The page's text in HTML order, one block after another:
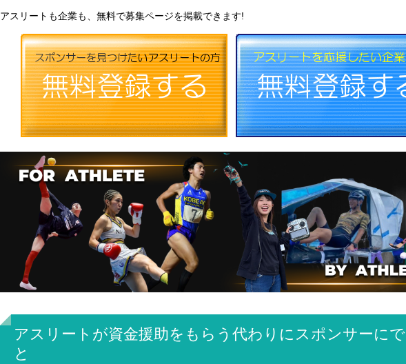
アスリートも企業も、無料で募集ページを掲載できます!
アスリートが資金援助をもらう代わりにスポンサーに
と